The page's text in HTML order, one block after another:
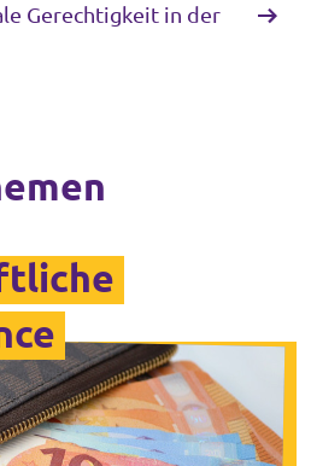
Gerechtigkeit in der